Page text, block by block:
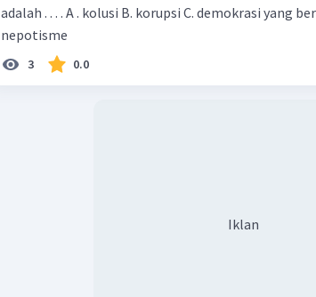
adalah . . . . A . kolusi B. korupsi C. demokrasi yang
nepotisme
3 0.0
Iklan